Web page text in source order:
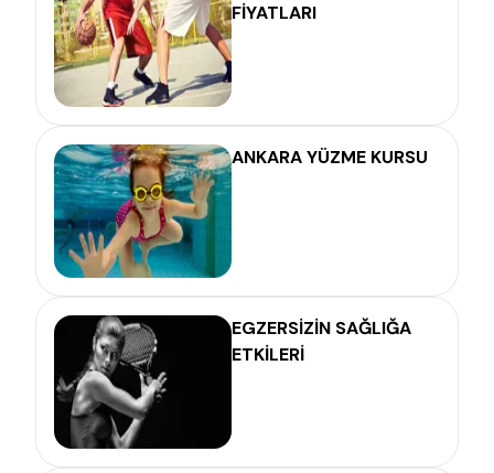
FİYATLARI
ANKARA YÜZME KURSU
EGZERSİZİN SAĞLIĞA
ETKİLERİ